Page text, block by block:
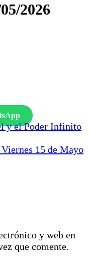
2026
y el Poder Infinito
15 de Mayo
y web en
que comente.